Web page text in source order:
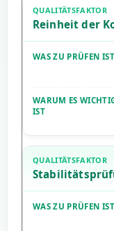
Reinheit der